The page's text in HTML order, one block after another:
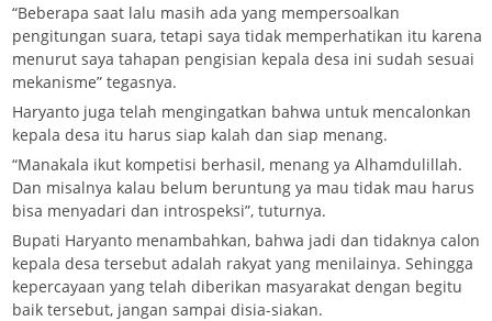
“Beberapa saat lalu masih ada yang mempersoalkan
pengitungan suara, tetapi saya tidak memperhatikan itu karena
menurut saya tahapan pengisian kepala desa ini sudah sesuai
mekanisme” tegasnya.
Haryanto juga telah mengingatkan bahwa untuk mencalonkan
kepala desa itu harus siap kalah dan siap menang.
“Manakala ikut kompetisi berhasil, menang ya Alhamdulillah.
Dan misalnya kalau belum beruntung ya mau tidak mau harus
bisa menyadari dan introspeksi”, tuturnya.
Bupati Haryanto menambahkan, bahwa jadi dan tidaknya calon
kepala desa tersebut adalah rakyat yang menilainya. Sehingga
kepercayaan yang telah diberikan masyarakat dengan begitu
baik tersebut, jangan sampai disia-siakan.